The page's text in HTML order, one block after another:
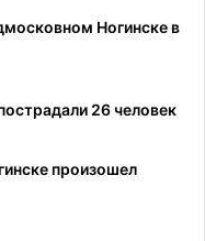
Ногинске в
26 человек
произошел